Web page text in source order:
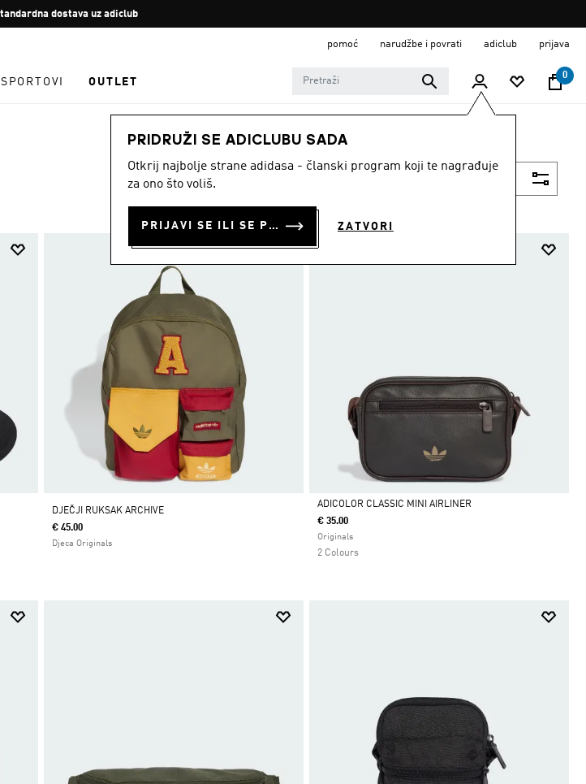
Zaustavi
rotaciju
Besplatan povrat
pomoć narudžbe i povrati adiclub prijava
SPORTOVI OUTLET
0
PRIDRUŽI SE ADICLUBU SADA
Otkrij najbolje strane adidasa - članski program koji te nagrađuje
za ono što voliš.
PRIJAVI SE ILI SE PRIDRUŽI SADA ZATVORI
DJEČJI RUKSAK ARCHIVE
€ 45.00
Djeca Originals
Da
ADICOLOR CLASSIC MINI AIRLINER
€ 35.00
Originals
2 Colours